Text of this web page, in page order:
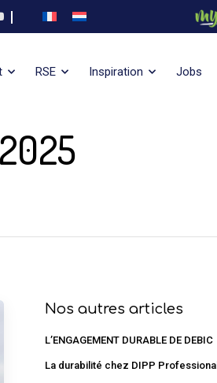
RSE Inspiration Jobs
Nos autres articles
L’ENGAGEMENT DURABLE DE DEBIC
La durabilité chez DIPP Professional